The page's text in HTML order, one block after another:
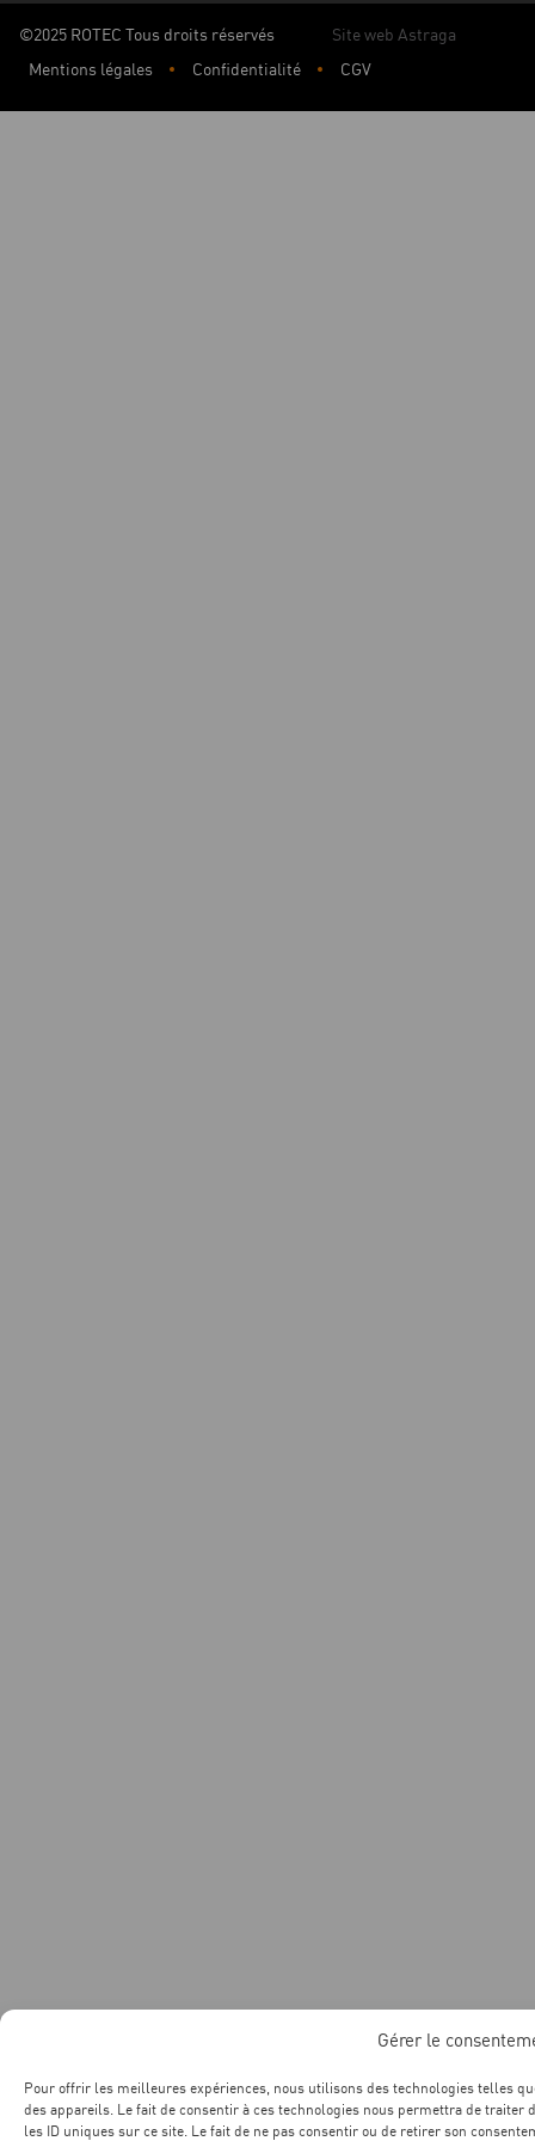
Gérer le
Pour offrir les meilleures expériences, nous utilisons des technologies telles
des appareils. Le fait de consentir à ces technologies nous permettra de traiter
les ID uniques sur ce site. Le fait de ne pas consentir ou de retirer son
©2025 ROTEC Tous droits réservés
Site web Astraga
Mentions légales
Confidentialité CGV